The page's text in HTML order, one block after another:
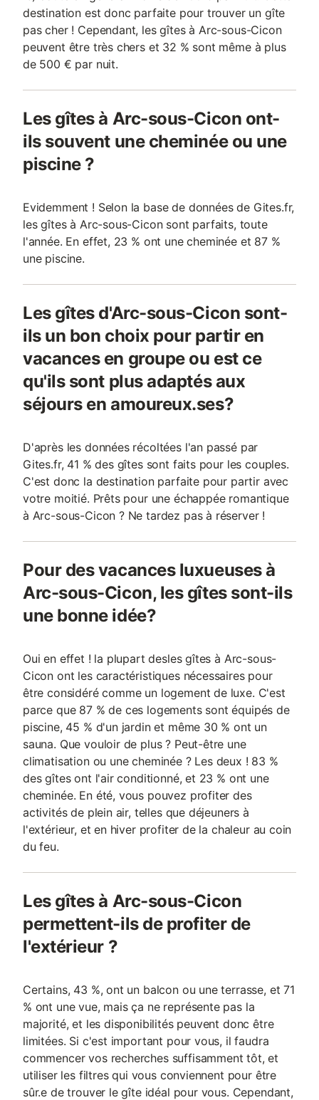
destination est donc parfaite pour trouver un gîte
pas cher ! Cependant, les gîtes à Arc-sous-Cicon
peuvent être très chers et 32 % sont même à plus
de 500 € par nuit.
Les gîtes à Arc-sous-Cicon ont-
ils souvent une cheminée ou une
piscine ?
Evidemment ! Selon la base de données de Gites.fr,
les gîtes à Arc-sous-Cicon sont parfaits, toute
l'année. En effet, 23 % ont une cheminée et 87 %
une piscine.
Les gîtes d'Arc-sous-Cicon sont-
ils un bon choix pour partir en
vacances en groupe ou est ce
qu'ils sont plus adaptés aux
séjours en amoureux.ses?
D'après les données récoltées l'an passé par
Gites.fr, 41 % des gîtes sont faits pour les couples.
C'est donc la destination parfaite pour partir avec
votre moitié. Prêts pour une échappée romantique
à Arc-sous-Cicon ? Ne tardez pas à réserver !
Pour des vacances luxueuses à
Arc-sous-Cicon, les gîtes sont-ils
une bonne idée?
Oui en effet ! la plupart desles gîtes à Arc-sous-
Cicon ont les caractéristiques nécessaires pour
être considéré comme un logement de luxe. C'est
parce que 87 % de ces logements sont équipés de
piscine, 45 % d'un jardin et même 30 % ont un
sauna. Que vouloir de plus ? Peut-être une
climatisation ou une cheminée ? Les deux ! 83 %
des gîtes ont l'air conditionné, et 23 % ont une
cheminée. En été, vous pouvez profiter des
activités de plein air, telles que déjeuners à
l'extérieur, et en hiver profiter de la chaleur au coin
du feu.
Les gîtes à Arc-sous-Cicon
permettent-ils de profiter de
l'extérieur ?
Certains, 43 %, ont un balcon ou une terrasse, et 71
% ont une vue, mais ça ne représente pas la
majorité, et les disponibilités peuvent donc être
limitées. Si c'est important pour vous, il faudra
commencer vos recherches suffisamment tôt, et
utiliser les filtres qui vous conviennent pour être
sûr.e de trouver le gîte idéal pour vous. Cependant,